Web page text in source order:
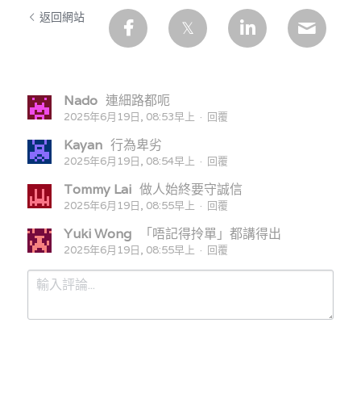
返回網站
Nado 連細路都呃
2025年6月19日, 08:53早上 · 回覆
Kayan 行為卑劣
2025年6月19日, 08:54早上 · 回覆
Tommy Lai 做人始終要守誠信
2025年6月19日, 08:55早上 · 回覆
Yuki Wong 「唔記得拎單」都講得出
2025年6月19日, 08:55早上 · 回覆